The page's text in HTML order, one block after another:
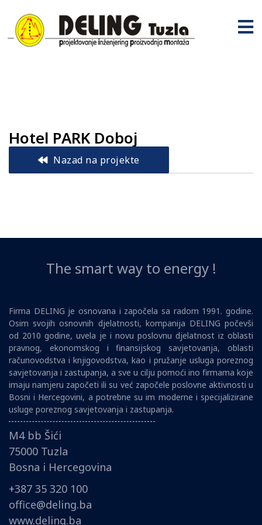
Hotel PARK Doboj
Nazad na projekte
The smart way to energy !
Firma DELING je osnovana i započela sa radom 1991. godine.
Osim svojih osnovnih djelatnosti, kompanija DELING počevši
od 2010 godine, uvela je i novu poslovnu djelatnost iz oblasti
pravnog, ekonomskog i finansijskog savjetovanja, oblasti
računovodstva i knjigovodstva, kao i pružanje usluga poreznog
savjetovanja i zastupanja, a sve u cilju pomoći ino firmama koje
imaju namjeru započeti ili su već započele poslovne aktivnosti u
Bosni i Hercegovini, a potrebne su im moderne i specijalizirane
usluge poreznog savjetovanja i zastupanja.
M4 bb Šići
75000 Tuzla
Bosna i Hercegovina
+387 35 320 100
office@deling.ba
www.deling.ba